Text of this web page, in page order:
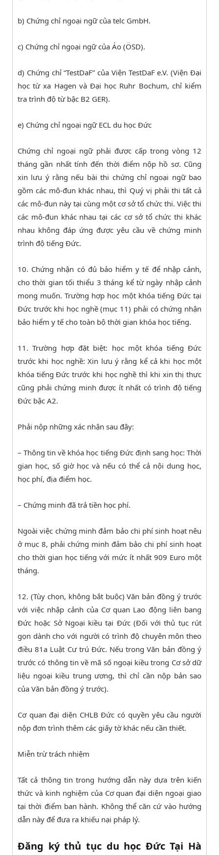
b) Chứng chỉ ngoại ngữ của telc GmbH.
c) Chứng chỉ ngoại ngữ của Áo (ÖSD).
d) Chứng chỉ “TestDaF” của Viện TestDaF e.V. (Viện Đại
học từ xa Hagen và Đại học Ruhr Bochum, chỉ kiểm
tra trình độ từ bậc B2 GER).
e) Chứng chỉ ngoại ngữ ECL du học Đức
Chứng chỉ ngoại ngữ phải được cấp trong vòng 12
tháng gần nhất tính đến thời điểm nộp hồ sơ. Cũng
xin lưu ý rằng nếu bài thi chứng chỉ ngoại ngữ bao
gồm các mô-đun khác nhau, thì Quý vị phải thi tất cả
các mô-đun này tại cùng một cơ sở tổ chức thi. Việc thi
các mô-đun khác nhau tại các cơ sở tổ chức thi khác
nhau không đáp ứng được yêu cầu về chứng minh
trình độ tiếng Đức.
10. Chứng nhận có đủ bảo hiểm y tế để nhập cảnh,
cho thời gian tối thiểu 3 tháng kể từ ngày nhập cảnh
mong muốn. Trường hợp học một khóa tiếng Đức tại
Đức trước khi học nghề (mục 11) phải có chứng nhận
bảo hiểm y tế cho toàn bộ thời gian khóa học tiếng.
11. Trường hợp đặt biệt: học một khóa tiếng Đức
trước khi học nghề: Xin lưu ý rằng kể cả khi học một
khóa tiếng Đức trước khi học nghề thì khi xin thị thực
cũng phải chứng minh được ít nhất có trình độ tiếng
Đức bậc A2.
Phải nộp những xác nhận sau đây:
– Thông tin về khóa học tiếng Đức định sang học: Thời
gian học, số giờ học và nếu có thể cả nội dung học,
học phí, địa điểm học.
– Chứng minh đã trả tiền học phí.
Ngoài việc chứng minh đảm bảo chi phí sinh hoạt nêu
ở mục 8, phải chứng minh đảm bảo chi phí sinh hoạt
cho thời gian học tiếng với mức ít nhất 909 Euro một
tháng.
12. (Tùy chọn, không bắt buộc) Văn bản đồng ý trước
với việc nhập cảnh của Cơ quan Lao động liên bang
Đức hoặc Sở Ngoại kiều tại Đức (Đối với thủ tục rút
gọn dành cho với người có trình độ chuyên môn theo
điều 81a Luật Cư trú Đức. Nếu trong Văn bản đồng ý
trước có thông tin về mã số ngoại kiều trong Cơ sở dữ
liệu ngoại kiều trung ương, thì chỉ cần nộp bản sao
của Văn bản đồng ý trước).
Cơ quan đại diện CHLB Đức có quyền yêu cầu người
nộp đơn trình thêm các giấy tờ khác nếu cần thiết.
Miễn trừ trách nhiệm
Tất cả thông tin trong hướng dẫn này dựa trên kiến
thức và kinh nghiệm của Cơ quan đại diện ngoại giao
tại thời điểm ban hành. Không thể căn cứ vào hướng
dẫn này để đưa ra khiếu nại pháp lý.
Đăng ký thủ tục du học Đức Tại Hà